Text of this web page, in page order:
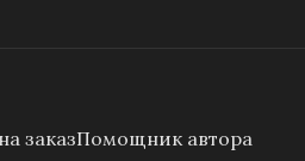
заказПомощник автора